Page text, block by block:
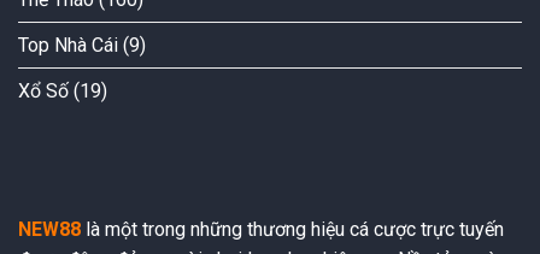
Top Nhà Cái (9)
Xổ Số (19)
NEW88 là một trong những thương hiệu cá cược trực tuyến